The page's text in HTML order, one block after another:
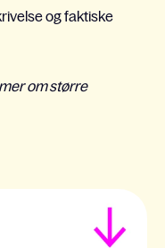
og faktiske
om større